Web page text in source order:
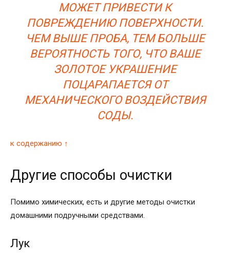
МОЖЕТ ПРИВЕСТИ К
ПОВРЕЖДЕНИЮ ПОВЕРХНОСТИ.
ЧЕМ ВЫШЕ ПРОБА, ТЕМ БОЛЬШЕ
ВЕРОЯТНОСТЬ ТОГО, ЧТО ВАШЕ
ЗОЛОТОЕ УКРАШЕНИЕ
ПОЦАРАПАЕТСЯ ОТ
МЕХАНИЧЕСКОГО ВОЗДЕЙСТВИЯ
СОДЫ.
к содержанию ↑
Другие способы очистки
Помимо химических, есть и другие методы очистки
домашними подручными средствами.
Лук